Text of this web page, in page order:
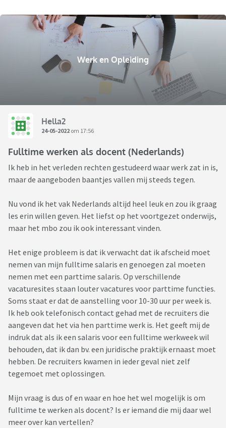
Werk en Opleiding
Hella2
24-05-2022 om 17:56
Fulltime werken als docent (Nederlands)
Ik heb in het verleden rechten gestudeerd waar werk zat in is,
maar de aangeboden baantjes vallen mij steeds tegen.
Nu vond ik het vak Nederlands altijd heel leuk en zou ik graag
les erin willen geven. Het liefst op het voortgezet onderwijs,
maar het mbo zou ik ook interessant vinden.
Het enige probleem is dat ik verwacht dat ik afscheid moet
nemen van mijn fulltime salaris en genoegen zal moeten
nemen met een parttime salaris. Op verschillende
vacaturesites staan louter vacatures voor parttime functies.
Soms staat er dat de aanstelling voor 10-30 uur per week is.
Ik heb ook telefonisch contact gehad met de recruiters die
aangeven dat het via hen parttime werk is. Het geeft mij de
indruk dat als ik een salaris voor een fulltime werkweek wil
behouden, dat ik dan bv. een juridische praktijk ernaast moet
hebben. De recruiters kwamen in ieder geval niet zelf
tegemoet met oplossingen.
Mijn vraag is dus of en waar en hoe het wel mogelijk is om
fulltime te werken als docent? Is er iemand die mij daar wel
meer over kan vertellen?